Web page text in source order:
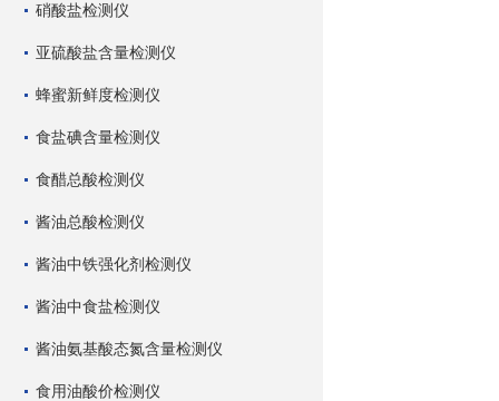
硝酸盐检测仪
亚硫酸盐含量检测仪
蜂蜜新鲜度检测仪
食盐碘含量检测仪
食醋总酸检测仪
酱油总酸检测仪
酱油中铁强化剂检测仪
酱油中食盐检测仪
酱油氨基酸态氮含量检测仪
食用油酸价检测仪